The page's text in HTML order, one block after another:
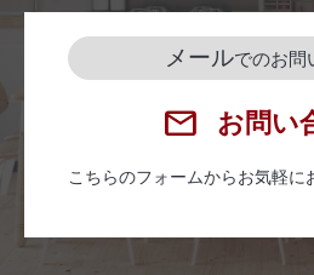
メールでのお問
お問い
こちらのフォームからお気軽に